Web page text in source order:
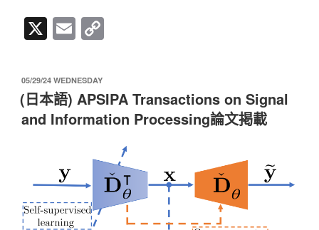
X E
m
ail
y
Li
k
发
布
于
05/29/24 WEDNESDAY
(日本語) APSIPA Transactions on Signal
and Information Processing論文掲載